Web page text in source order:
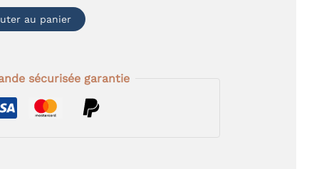
au panier
sécurisée garantie